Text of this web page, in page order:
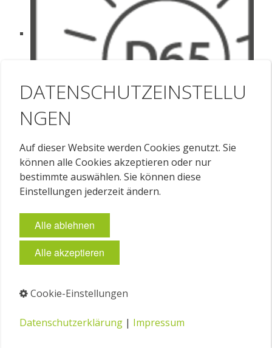
DATENSCHUTZEINSTELLU
NGEN
Auf dieser Website werden Cookies genutzt. Sie
können alle Cookies akzeptieren oder nur
bestimmte auswählen. Sie können diese
Einstellungen jederzeit ändern.
Alle ablehnen
Alle akzeptieren
Cookie-Einstellungen
Datenschutzerklärung | Impressum